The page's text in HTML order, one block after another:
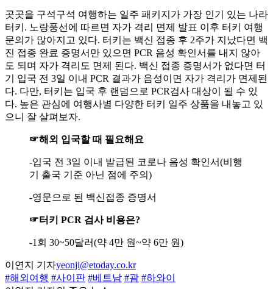
곳곳을 구석구석 여행하는 일주 패키지가 가장 인기 있는 나라
터키. 노랑풍선에 따르면 자가 격리 면제 발표 이후 터키 여행
문의가 많아지고 있다. 터키는 백신 접종 후 2주가 지났다면 백
진 접종 완료 증명서만 있으면 PCR 음성 확인서를 내지 않아
도 되며 자가 격리도 면제 된다. 백신 접종 증명서가 없다면 터
기 입국 전 3일 이내 PCR 결과가 음성이면 자가 격리가 면제된
다. 다만, 터키는 입국 후 랜덤으로 PCR검사 대상이 될 수 있
다. 높은 관심에 여행사별 다양한 터키 일주 상품을 내놓고 있
으니 잘 살펴보자.
☞해외 입국할 때 필요해요
-입국 전 3일 이내 발급된 코로나 음성 확인서(비행
기 출국 기준 아닌 점에 주의)
-영문으로 된 백신접종 증명서
☞터키 PCR 검사 비용은?
-1회 30~50달러(약 4만 원~약 6만 원)
이연지 기자yeonji@etoday.co.kr
#해외여행 #사이판 #베트남 #괌 #하와이